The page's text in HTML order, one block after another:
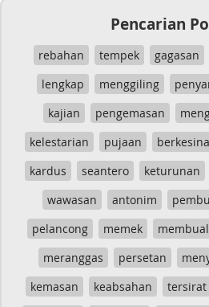
Pencarian
rebahan tempek gagasan
lengkap
menggiling
kajian
pengemasan
kelestarian
pujaan
kardus
seantero keturunan
wawasan
antonim
pelancong
memek membual
meranggas
persetan
kemasan
keabsahan tersirat